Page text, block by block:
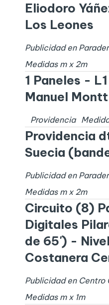
Eliodoro
Los Leones
Publicidad en
Medidas m x 2m
1 Paneles -
Manuel Montt
Providencia
Providencia
Suecia
Publicidad en
Medidas m x 2m
Circuito (8)
Digitales
de 65') -
Costanera
Publicidad en Centro
Medidas m x 1m